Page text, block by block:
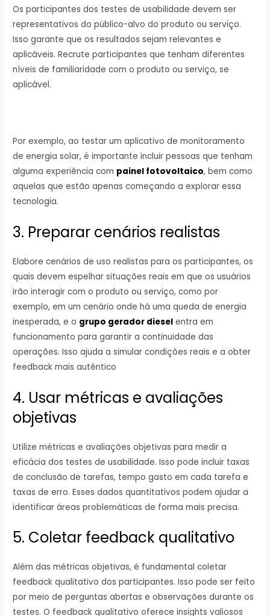
Os participantes dos testes de usabilidade devem ser
representativos do público-alvo do produto ou serviço.
Isso garante que os resultados sejam relevantes e
aplicáveis. Recrute participantes que tenham diferentes
níveis de familiaridade com o produto ou serviço, se
aplicável.
Por exemplo, ao testar um aplicativo de monitoramento
de energia solar, é importante incluir pessoas que tenham
alguma experiência com painel fotovoltaico, bem como
aquelas que estão apenas começando a explorar essa
tecnologia.
3. Preparar cenários realistas
Elabore cenários de uso realistas para os participantes, os
quais devem espelhar situações reais em que os usuários
irão interagir com o produto ou serviço, como por
exemplo, em um cenário onde há uma queda de energia
inesperada, e o grupo gerador diesel entra em
funcionamento para garantir a continuidade das
operações. Isso ajuda a simular condições reais e a obter
feedback mais autêntico
4. Usar métricas e avaliações
objetivas
Utilize métricas e avaliações objetivas para medir a
eficácia dos testes de usabilidade. Isso pode incluir taxas
de conclusão de tarefas, tempo gasto em cada tarefa e
taxas de erro. Esses dados quantitativos podem ajudar a
identificar áreas problemáticas de forma mais precisa.
5. Coletar feedback qualitativo
Além das métricas objetivas, é fundamental coletar
feedback qualitativo dos participantes. Isso pode ser feito
por meio de perguntas abertas e observações durante os
testes. O feedback qualitativo oferece insights valiosos